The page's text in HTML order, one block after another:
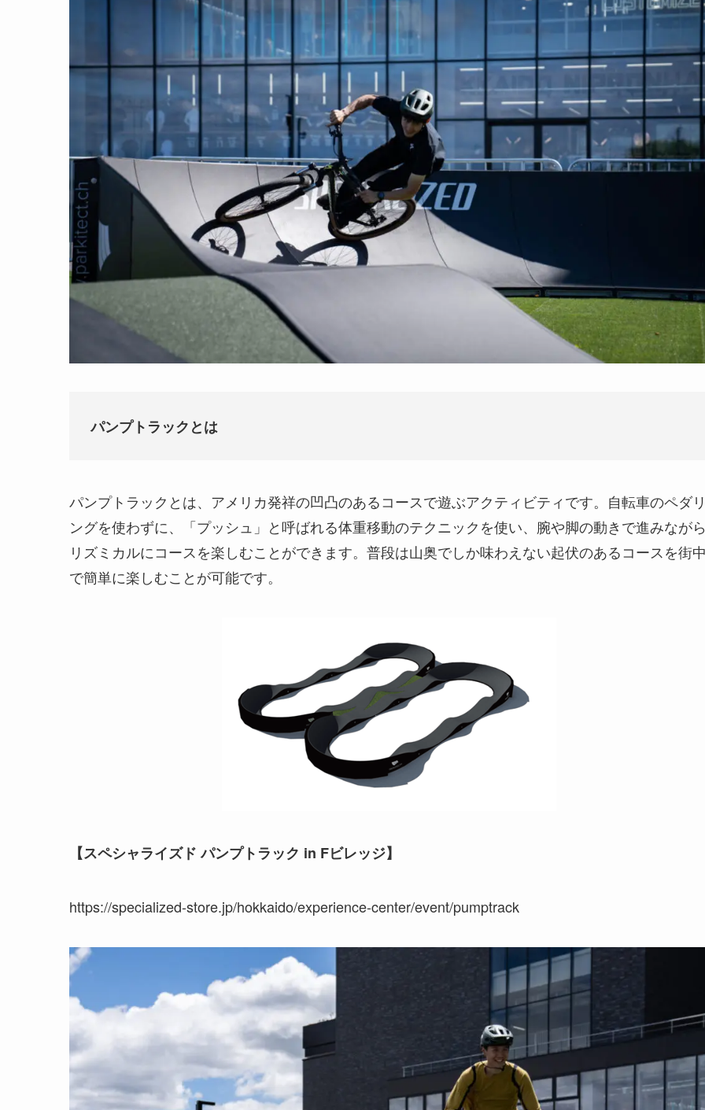
パンプトラックとは
パンプトラックとは、アメリカ発祥の凹凸のあるコースで遊ぶアクティビティです。自転車のペダ
ングを使わずに、「プッシュ」と呼ばれる体重移動のテクニックを使い、腕や脚の動きで進みなが
リズミカルにコースを楽しむことができます。普段は山奥でしか味わえない起伏のあるコースを街
で簡単に楽しむことが可能です。
【スペシャライズド パンプトラック in Fビレッジ】
https://specialized-store.jp/hokkaido/experience-center/event/pumptrack